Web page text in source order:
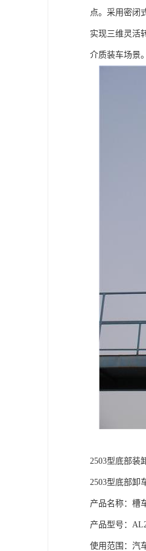
点。采用密闭
实现三维灵活
介质装车场景。
2503型底部装
2503型底部卸
产品名称：槽
产品型号：
使用范围：汽